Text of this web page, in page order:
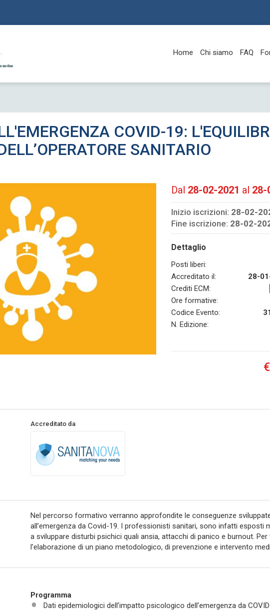
Home Chi siamo FAQ
COVID-19:
SANITARIO
Dal 28-02-2021 al 28-
Inizio iscrizioni: 28-02-
Fine iscrizione: 28-02-
Dettaglio
Posti liberi:
Accreditato il:
28-
Crediti ECM:
Ore formative:
Codice Evento:
N. Edizione:
Accreditato da
Nel percorso formativo verranno approfondite le conseguenze
all’emergenza da Covid-19. I professionisti sanitari, sono infatti esposti
a sviluppare disturbi psichici quali ansia, attacchi di panico e burnout.
l’elaborazione di un piano metodologico, di prevenzione e intervento
Programma
Dati epidemiologici dell’impatto psicologico dell’emergenza da